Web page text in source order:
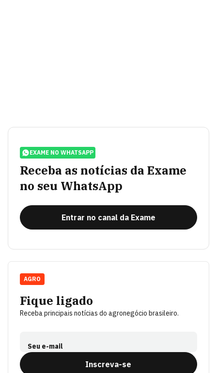
EXAME NO WHATSAPP
Receba as notícias da Exame
no seu WhatsApp
Entrar no canal da Exame
Fique ligado
Receba principais notícias do agronegócio brasileiro.
Seu e-mail
Inscreva-se
AGRO